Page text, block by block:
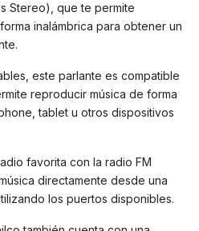
Stereo), que te permite
inalámbrica para obtener un
este parlante es compatible
reproducir música de forma
tablet u otros dispositivos
favorita con la radio FM
directamente desde una
los puertos disponibles.